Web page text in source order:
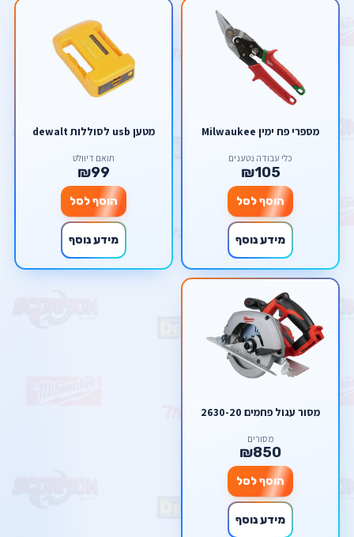
מספרי פח ימין Milwaukee
כלי עבודה נטענים
₪105
הוסף לסל
מידע נוסף
מטען usb לסוללות dewalt
תואם דיוולט
₪99
הוסף לסל
מידע נוסף
מסור עגול פחמים 2630-20
מסורים
₪850
הוסף לסל
מידע נוסף